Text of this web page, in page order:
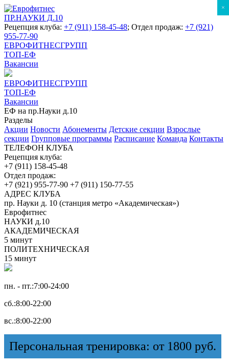
ПР.НАУКИ Д.10
Рецепция клуба: +7 (911) 158-45-48; Отдел продаж: +7 (921)
955-77-90
ЕВРОФИТНЕСГРУПП
ТОП-ЕФ
Вакансии
ЕВРОФИТНЕСГРУПП
ТОП-ЕФ
Вакансии
ЕФ на пр.Науки д.10
Разделы
Акции Новости Абонементы Детские секции Взрослые
секции Групповые программы Расписание Команда Контакты
ТЕЛЕФОН КЛУБА
Рецепция клуба:
+7 (911) 158-45-48
Отдел продаж:
+7 (921) 955-77-90 +7 (911) 150-77-55
АДРЕС КЛУБА
пр. Науки д. 10 (станция метро «Академическая»)
Еврофитнес
НАУКИ д.10
АКАДЕМИЧЕСКАЯ
5 минут
ПОЛИТЕХНИЧЕСКАЯ
15 минут
пн. - пт.:7:00-24:00
сб.:8:00-22:00
вс.:8:00-22:00
Персональная тренировка: от 1800 руб.
×